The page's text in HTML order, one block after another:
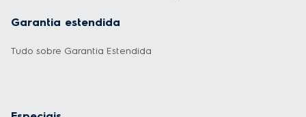
Garantia estendida
Tudo sobre Garantia Estendida